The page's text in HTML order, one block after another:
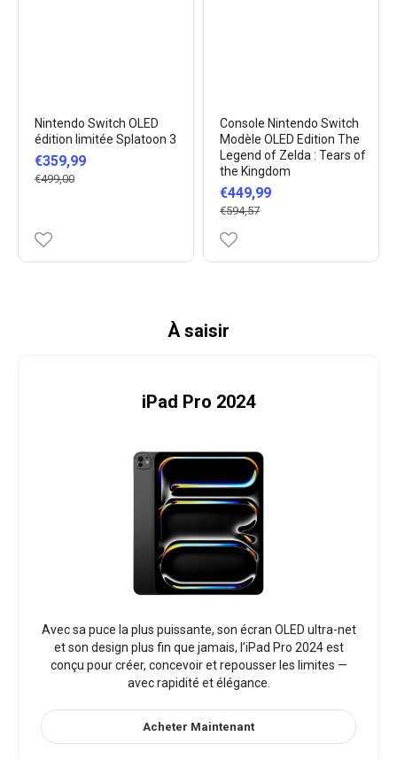
Nintendo Switch OLED
édition limitée Splatoon 3
€359,99
€499,00
Console Nintendo Switch
Modèle OLED Edition The
Legend of Zelda : Tears of
the Kingdom
€449,99
€594,57
À saisir
iPad Pro 2024
Avec sa puce la plus puissante, son écran OLED ultra-net
et son design plus fin que jamais, l’iPad Pro 2024 est
conçu pour créer, concevoir et repousser les limites —
avec rapidité et élégance.
Acheter Maintenant